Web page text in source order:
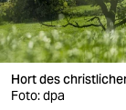
verlag
verlag
veranstaltungen
Hort des
Foto: dpa